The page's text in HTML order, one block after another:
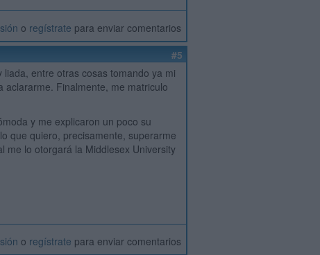
o regístrate para enviar comentarios
#5
entre otras cosas tomando ya mi
Finalmente, me matriculo
y me explicaron un poco su
que quiero, precisamente, superarme
me lo otorgará la Middlesex University
o regístrate para enviar comentarios